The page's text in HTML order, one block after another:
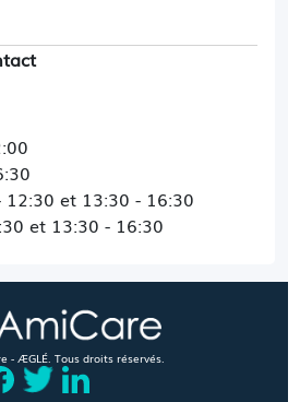
12:30 et 13:30 - 16:30
et 13:30 - 16:30
- ÆGLÉ. Tous droits réservés.